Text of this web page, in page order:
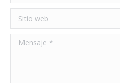
Sitio web
Mensaje *